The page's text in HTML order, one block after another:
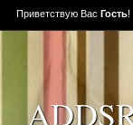
Приветствую Вас Гость!